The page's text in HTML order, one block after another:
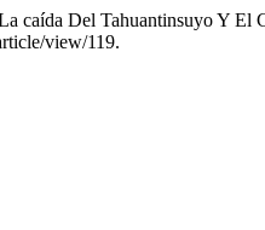
caída Del Tahuantinsuyo Y El
view/119.